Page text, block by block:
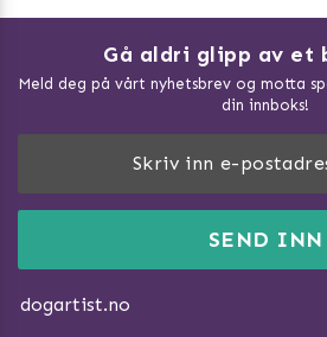
Gå aldri glipp av et
Meld deg på vårt nyhetsbrev og motta
din innboks!
SEND INN
dogartist.no
Dogartist.no eies og driftes av
E-post: info@doggie.no
Slik måler du din hund